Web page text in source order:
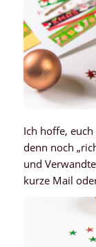
Ich hoffe,
denn noch
und
kurze Mail